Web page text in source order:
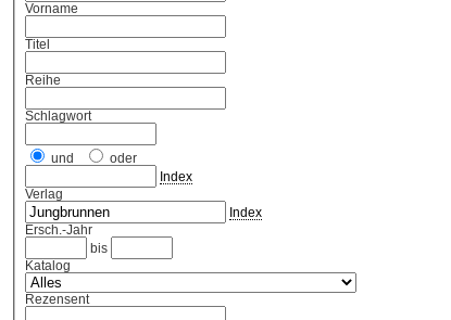
Vorname
Titel
Reihe
Schlagwort
und
oder
Index
Verlag
Index
Ersch.-Jahr
bis
Katalog
Rezensent